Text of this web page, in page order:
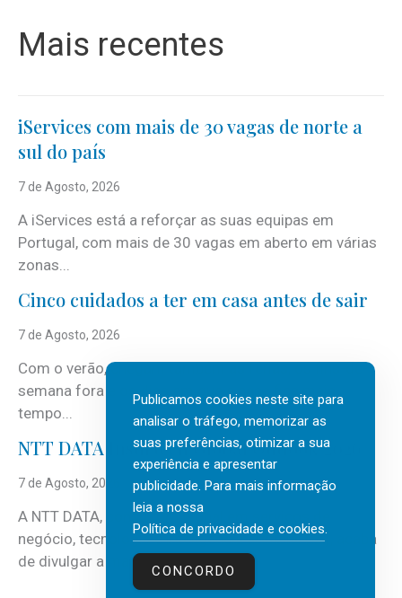
Mais recentes
iServices com mais de 30 vagas de norte a
sul do país
7 de Agosto, 2026
A iServices está a reforçar as suas equipas em
Portugal, com mais de 30 vagas em aberto em várias
zonas...
Cinco cuidados a ter em casa antes de sair
7 de Agosto, 2026
Com o verão, chegam também as férias, os fins-de-
semana fora e os dias em que a casa fica mais
tempo...
NTT DATA Insurtech Global Outlook 2026
7 de Agosto, 2026
A NTT DATA, consultora global em serviços de
negócio, tecnologia e inteligência artificial (IA), acaba
de divulgar a mais recente...
Publicamos cookies neste site para
analisar o tráfego, memorizar as
suas preferências, otimizar a sua
experiência e apresentar
publicidade. Para mais informação
leia a nossa
Política de privacidade e cookies.
CONCORDO